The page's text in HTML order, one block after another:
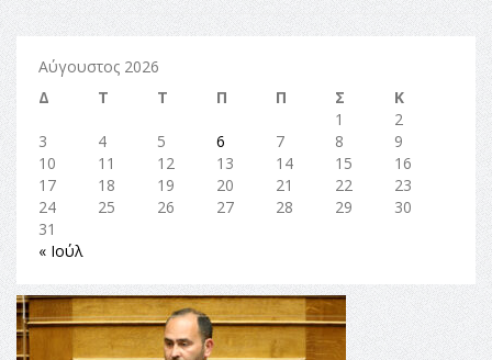
Αύγουστος 2026
Δ
Τ Τ Π Π Σ
Κ
1
2
3
4 5 6 7 8
9
10
11 12 13 14 15
16
17
18 19 20 21 22
23
24
25 26 27 28 29
30
31
« Ιούλ